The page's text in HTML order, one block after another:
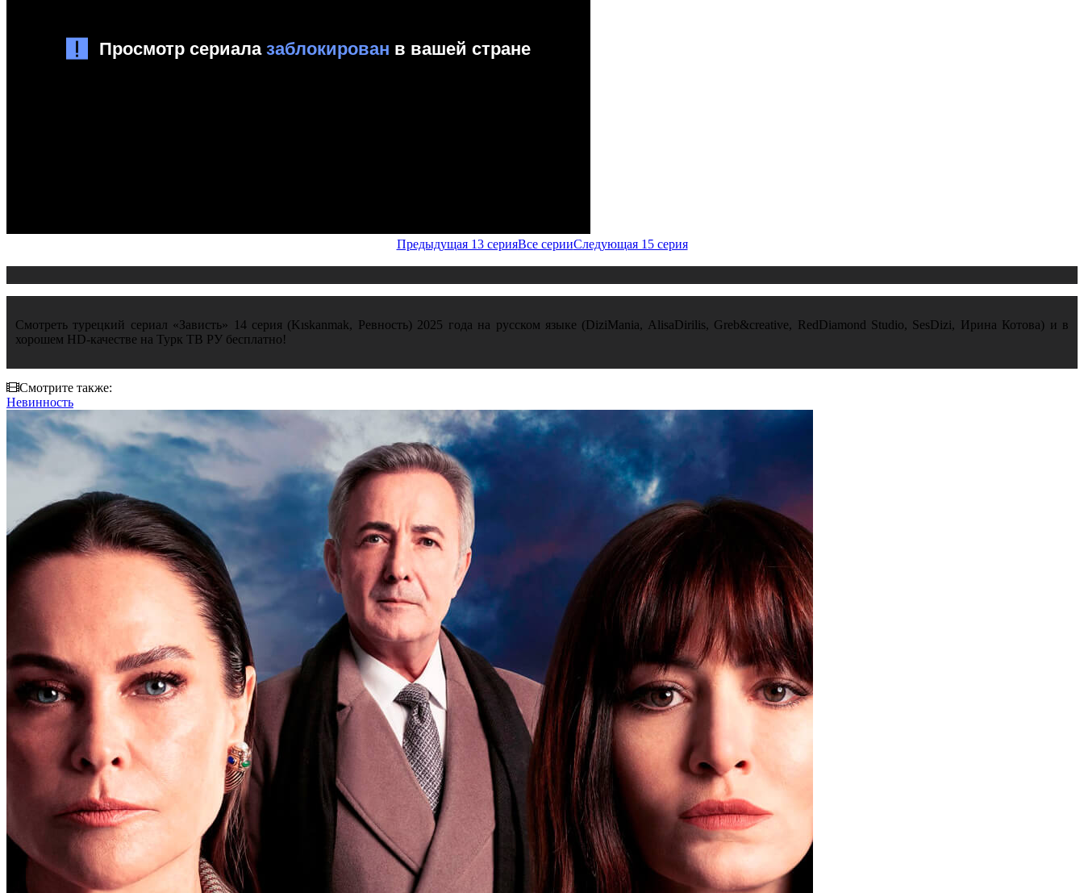
Предыдущая 13 серияВсе серииСледующая 15 серия
Смотреть турецкий сериал «Зависть» 14 серия (Kıskanmak, Ревность) 2025 года на русском языке (DiziMania, AlisaDirilis, Greb&creative, RedDiamond Studio, SesDizi, Ирина Котова) и в
хорошем HD-качестве на Турк ТВ РУ бесплатно!
Смотрите также:
Невинность